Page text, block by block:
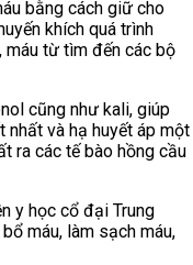
bằng cách giữ cho
khích quá trình
máu từ tìm đến các bộ
cũng như kali, giúp
nhất và hạ huyết áp một
ra các tế bào hồng cầu
y học cổ đại Trung
máu, làm sạch máu,